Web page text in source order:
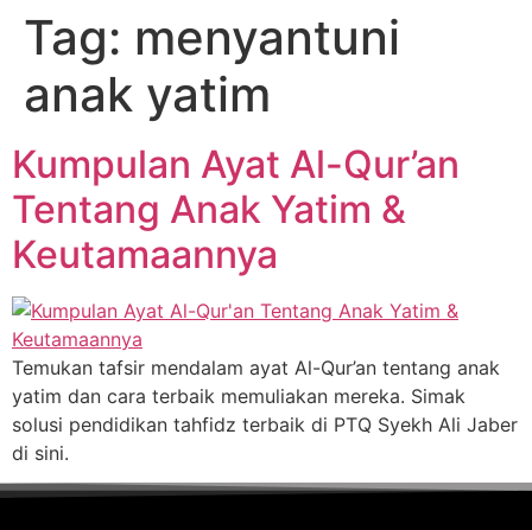
Tag: menyantuni
anak yatim
Kumpulan Ayat Al-Qur’an
Tentang Anak Yatim &
Keutamaannya
Temukan tafsir mendalam ayat Al-Qur’an tentang anak
yatim dan cara terbaik memuliakan mereka. Simak
solusi pendidikan tahfidz terbaik di PTQ Syekh Ali Jaber
di sini.